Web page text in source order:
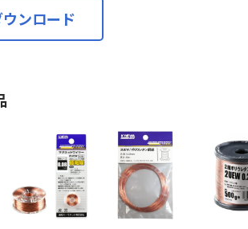
ンロード